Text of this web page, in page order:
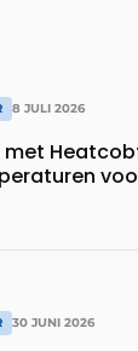
8 JULI 2026
30 JUNI 2026